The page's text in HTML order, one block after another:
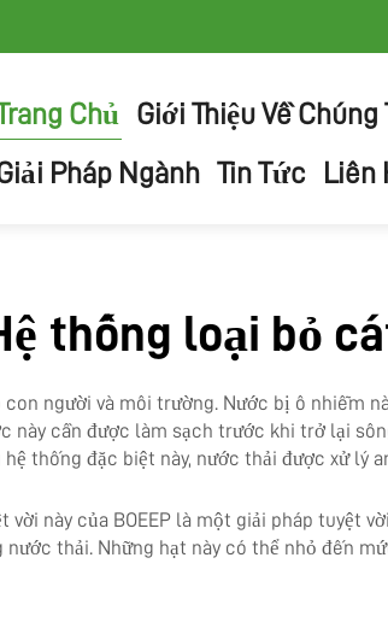
Chủ Giới Thiệu Về Chúng
Pháp Ngành Tin Tức Liên
thống loại bỏ
người và môi trường. Nước bị ô nhiễm
này cần được làm sạch trước khi trở lại
thống đặc biệt này, nước thải được xử
vời này của BOEEP là một giải pháp tuyệt
thải. Những hạt này có thể nhỏ đến